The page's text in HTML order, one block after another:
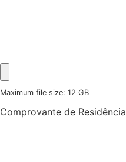
Maximum file size: 12 GB
Comprovante de Residência